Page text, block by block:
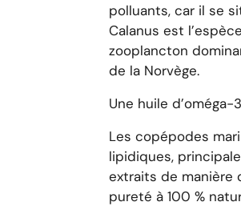
polluants, car il se
Calanus est
zooplancton
de la Norvège.
Une huile
Les copépodes
lipidiques,
extraits de manière
pureté à 100 %